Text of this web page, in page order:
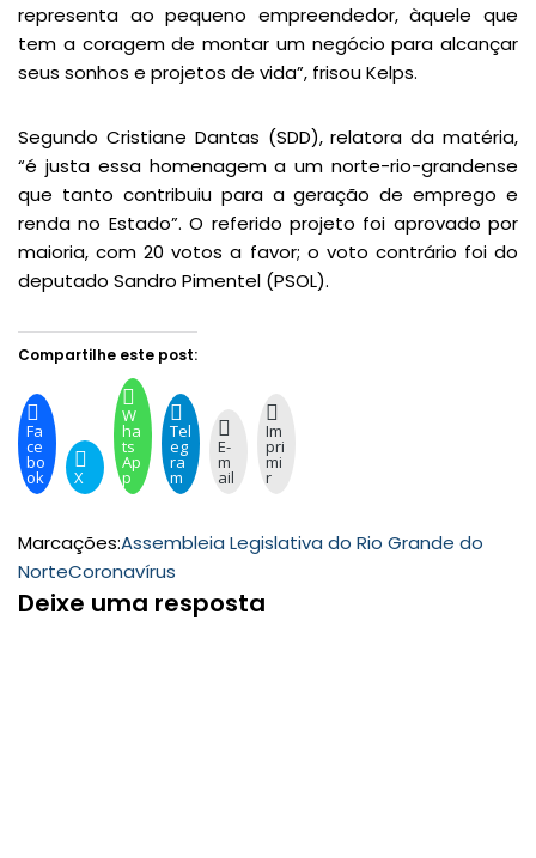
representa ao pequeno empreendedor, àquele que
tem a coragem de montar um negócio para alcançar
seus sonhos e projetos de vida”, frisou Kelps.
Segundo Cristiane Dantas (SDD), relatora da matéria,
“é justa essa homenagem a um norte-rio-grandense
que tanto contribuiu para a geração de emprego e
renda no Estado”. O referido projeto foi aprovado por
maioria, com 20 votos a favor; o voto contrário foi do
deputado Sandro Pimentel (PSOL).
Compartilhe este post:
Fa
ce
bo
ok X
W
ha
ts
Ap
p
Tel
eg
ra
m
E-
m
ail
Im
pri
mi
r
Marcações:Assembleia Legislativa do Rio Grande do
NorteCoronavírus
Deixe uma resposta